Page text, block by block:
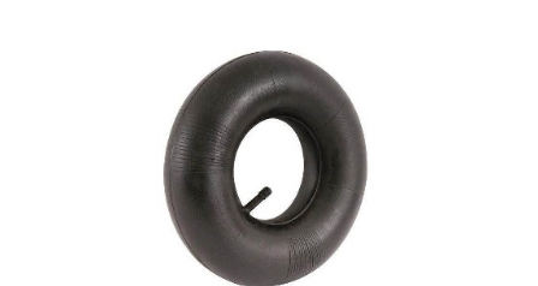
Alicate Anéis Interno Reto 3.3/8 pol x 6.1/2 pol - cod 00977
Alicate Bico Curvo - Cod 01781
Alicate Bico Reto - Cod 02804
Alicate Bico Reto para Anéis Internos - Cod 00892
Alicate Bico Reto Tipo Telefone - Cod 02911
Alicate Bomba D Água - Cod 01326
Alicate Corte Diagonal - Cod 02138
Alicate Corte Frontal - Cod 02685